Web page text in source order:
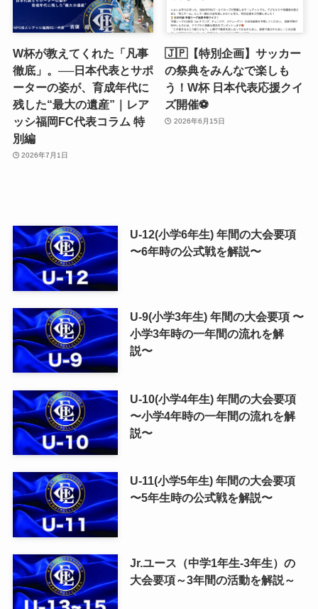
W杯が教えてくれた「凡事
徹底」。──日本代表とサポ
ーターの姿が、育成年代に
残した“最大の遺産”｜レア
ッシ福岡FC代表コラム 特
別編
2026年7月1日
🇯🇵【特別企画】サッカー
の祭典をみんなで楽しも
う！W杯 日本代表応援クイ
ズ開催⚽️
2026年6月15日
U-12(小学6年生) 年間の大会要項
〜6年時の公式戦を解説〜
U-9(小学3年生) 年間の大会要項 〜
小学3年時の一年間の流れを解
説〜
U-10(小学4年生) 年間の大会要項
〜小学4年時の一年間の流れを解
説〜
U-11(小学5年生) 年間の大会要項
〜5年生時の公式戦を解説〜
Jr.ユース（中学1年生-3年生）の
大会要項～3年間の活動を解説～